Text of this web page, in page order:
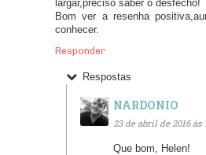
largar,preciso saber o desfecho!
Bom ver a resenha
conhecer.
Responder
Respostas
NARDONIO
23 de abril de 2016 às
Que bom, Helen!